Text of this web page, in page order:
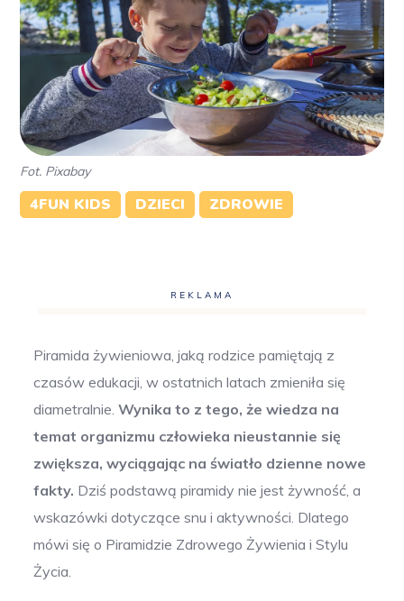
Fot. Pixabay
4FUN KIDS DZIECI ZDROWIE
REKLAMA
Piramida żywieniowa, jaką rodzice pamiętają z
czasów edukacji, w ostatnich latach zmieniła się
diametralnie.Wynika to z tego, że wiedza na
temat organizmu człowieka nieustannie się
zwiększa, wyciągając na światło dzienne nowe
fakty. Dziś podstawą piramidy nie jest żywność, a
wskazówki dotyczące snu i aktywności. Dlatego
mówi się o Piramidzie Zdrowego Żywienia i Stylu
Życia.